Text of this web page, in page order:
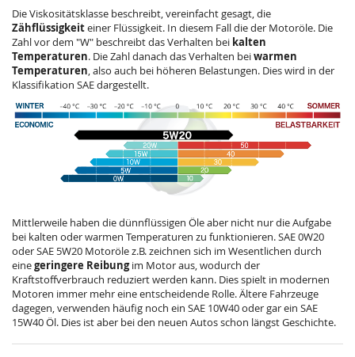
Die Viskositätsklasse beschreibt, vereinfacht gesagt, die
Zähflüssigkeiteiner Flüssigkeit. In diesem Fall die der Motoröle. Die
Zahl vor dem "W" beschreibt das Verhalten bei kalten
Temperaturen. Die Zahl danach das Verhalten beiwarmen
Temperaturen, also auch bei höheren Belastungen. Dies wird in der
Klassifikation SAE dargestellt.
Mittlerweile haben die dünnflüssigen Öle aber nicht nur die Aufgabe
bei kalten oder warmen Temperaturen zu funktionieren.SAE 0W20
oder SAE 5W20 Motoröle z.B. zeichnen sich im Wesentlichen durch
einegeringere Reibungim Motor aus, wodurch der
Kraftstoffverbrauch reduziert werden kann. Dies spielt in modernen
Motoren immer mehr eine entscheidende Rolle. Ältere Fahrzeuge
dagegen, verwenden häufig noch ein SAE 10W40oder gar ein SAE
15W40Öl. Dies ist aber bei den neuen Autos schon längst Geschichte.